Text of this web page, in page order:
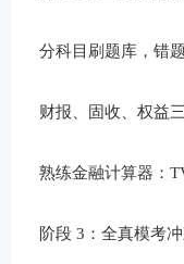
分科目刷题库，错
财报、固收、权益
熟练金融计算器：
阶段 3：全真模考冲